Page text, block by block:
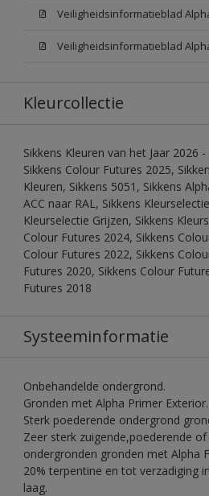
Veiligheidsinformatieblad
Veiligheidsinformatieblad
Kleurcollectie
Sikkens Kleuren van het Jaar 2026
Sikkens Colour Futures 2025,
Kleuren, Sikkens 5051, Sikkens
ACC naar RAL, Sikkens
Kleurselectie Grijzen, Sikkens
Colour Futures 2024, Sikkens
Colour Futures 2022, Sikkens
Futures 2020, Sikkens Colour
Futures 2018
Systeeminformatie
Onbehandelde ondergrond.
Gronden met Alpha Primer Exterior.
Sterk poederende ondergrond
Zeer sterk zuigende,poederende
ondergronden gronden met Alpha
20% terpentine en tot verzadiging
laag.